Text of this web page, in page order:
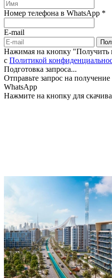
Номер телефона в WhatsApp *
E-mail
Нажимая на кнопку "Получить
c Политикой
Подготовка запроса...
Отправьте запрос на
WhatsApp
Нажмите на кнопку для